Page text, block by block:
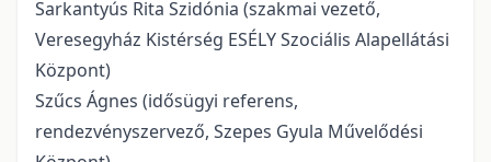
Sarkantyús Rita Szidónia (szakmai vezető,
Veresegyház Kistérség ESÉLY Szociális Alapellátási
Központ)
Szűcs Ágnes (idősügyi referens,
rendezvényszervező, Szepes Gyula Művelődési